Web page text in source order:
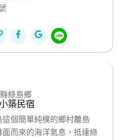
綠島鄉
築民宿
個簡單純樸的鄉村離島
而來的海洋氣息，抵達綠